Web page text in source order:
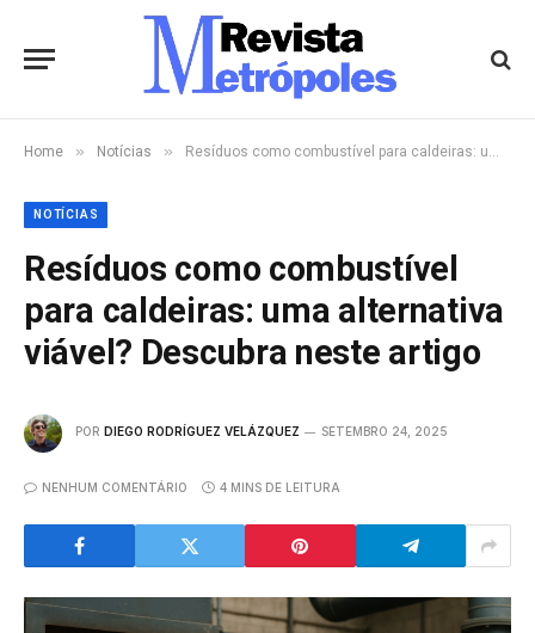
Home » Notícias » Resíduos como combustível para caldeiras: uma alternativa viável? Descubra neste artigo
NOTÍCIAS
Resíduos como combustível
para caldeiras: uma alternativa
viável? Descubra neste artigo
POR DIEGO RODRÍGUEZ VELÁZQUEZ SETEMBRO 24, 2025
NENHUM COMENTÁRIO 4 MINS DE LEITURA